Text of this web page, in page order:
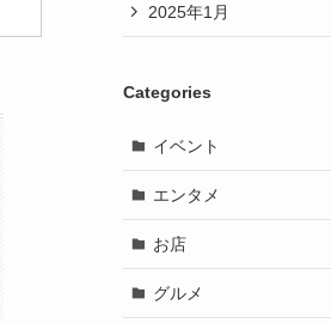
2025年1月
Categories
イベント
エンタメ
お店
グルメ